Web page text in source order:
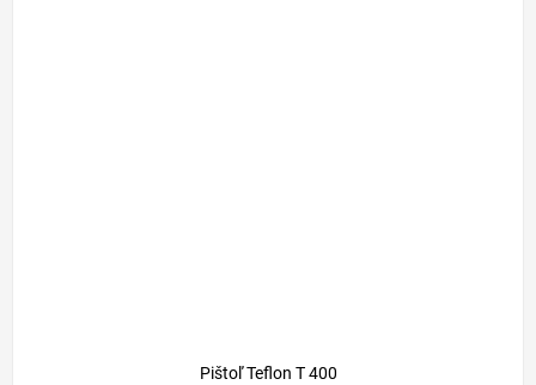
Pištoľ Teflon T 400